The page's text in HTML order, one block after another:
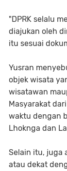
"DPRK selalu
diajukan oleh
itu sesuai
Yusran
objek wisata
wisatawan
Masyarakat
waktu dengan
Lhoknga dan
Selain itu, juga
atau dekat